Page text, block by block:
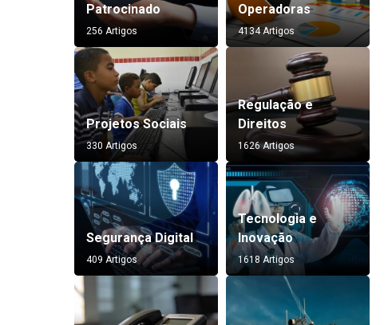
Patrocinado
256 Artigos
Operadoras
4134 Artigos
Projetos Sociais
330 Artigos
Regulação e
Direitos
1626 Artigos
Segurança Digital
409 Artigos
Tecnologia e
Inovação
1618 Artigos